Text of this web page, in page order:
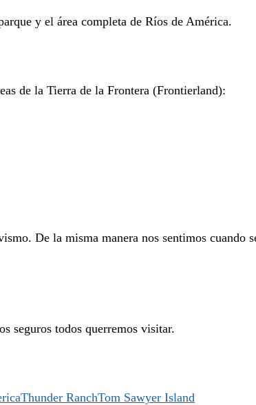
y el área completa de Ríos de América.
de la Tierra de la Frontera (Frontierland):
De la misma manera nos sentimos
seguros todos querremos visitar.
Thunder RanchTom Sawyer Island